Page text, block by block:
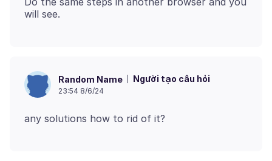
Random Name Người tạo câu hỏi
23:54 8/6/24